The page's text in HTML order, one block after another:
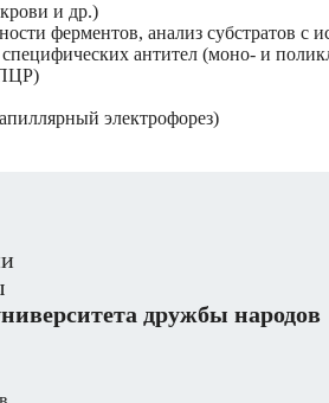
и др.)
ферментов, анализ субстратов
антител (моно- и
электрофорез)
дружбы народов